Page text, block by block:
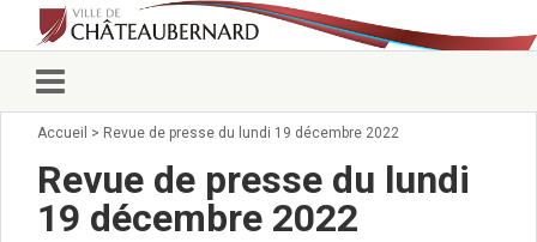
Vie municipale
Conseillers municipaux
Commissions 2026
Accueil > Revue de presse du lundi 19 décembre 2022
Revue de presse du lundi
19 décembre 2022